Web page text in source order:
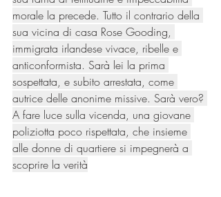
morale la precede. Tutto il contrario della
sua vicina di casa Rose Gooding,
immigrata irlandese vivace, ribelle e
anticonformista. Sarà lei la prima
sospettata, e subito arrestata, come
autrice delle anonime missive. Sarà vero?
A fare luce sulla vicenda, una giovane
poliziotta poco rispettata, che insieme
alle donne di quartiere si impegnerà a
scoprire la verità